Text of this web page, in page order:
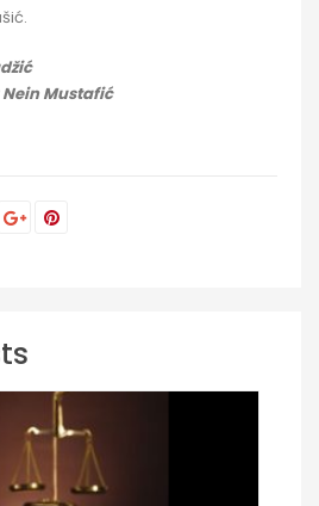
Mustafić